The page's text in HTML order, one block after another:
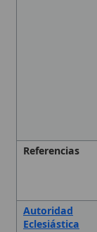
Eclesiástica